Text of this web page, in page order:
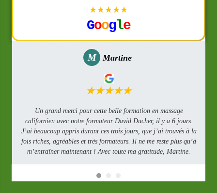
★★★★★
Google
M Martine
★★★★★
Un grand merci pour cette belle formation en massage
californien avec notre formateur David Ducher, il y a 6 jours.
J’ai beaucoup appris durant ces trois jours, que j’ai trouvés à la
fois riches, agréables et très formateurs. Il ne me reste plus qu’à
m’entraîner maintenant ! Avec toute ma gratitude, Martine.